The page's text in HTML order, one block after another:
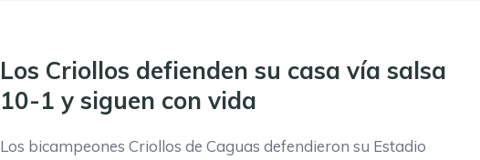
Los Criollos defienden su casa vía salsa
10-1 y siguen con vida
Los bicampeones Criollos de Caguas defendieron su Estadio